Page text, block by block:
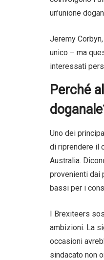
un’unione
Jeremy
unico – ma
interessati
Perché
Uno dei
di riprendere il
Australia.
provenienti dai
bassi per i
I Brexiteers
ambizioni. La
occasioni
sindacato non